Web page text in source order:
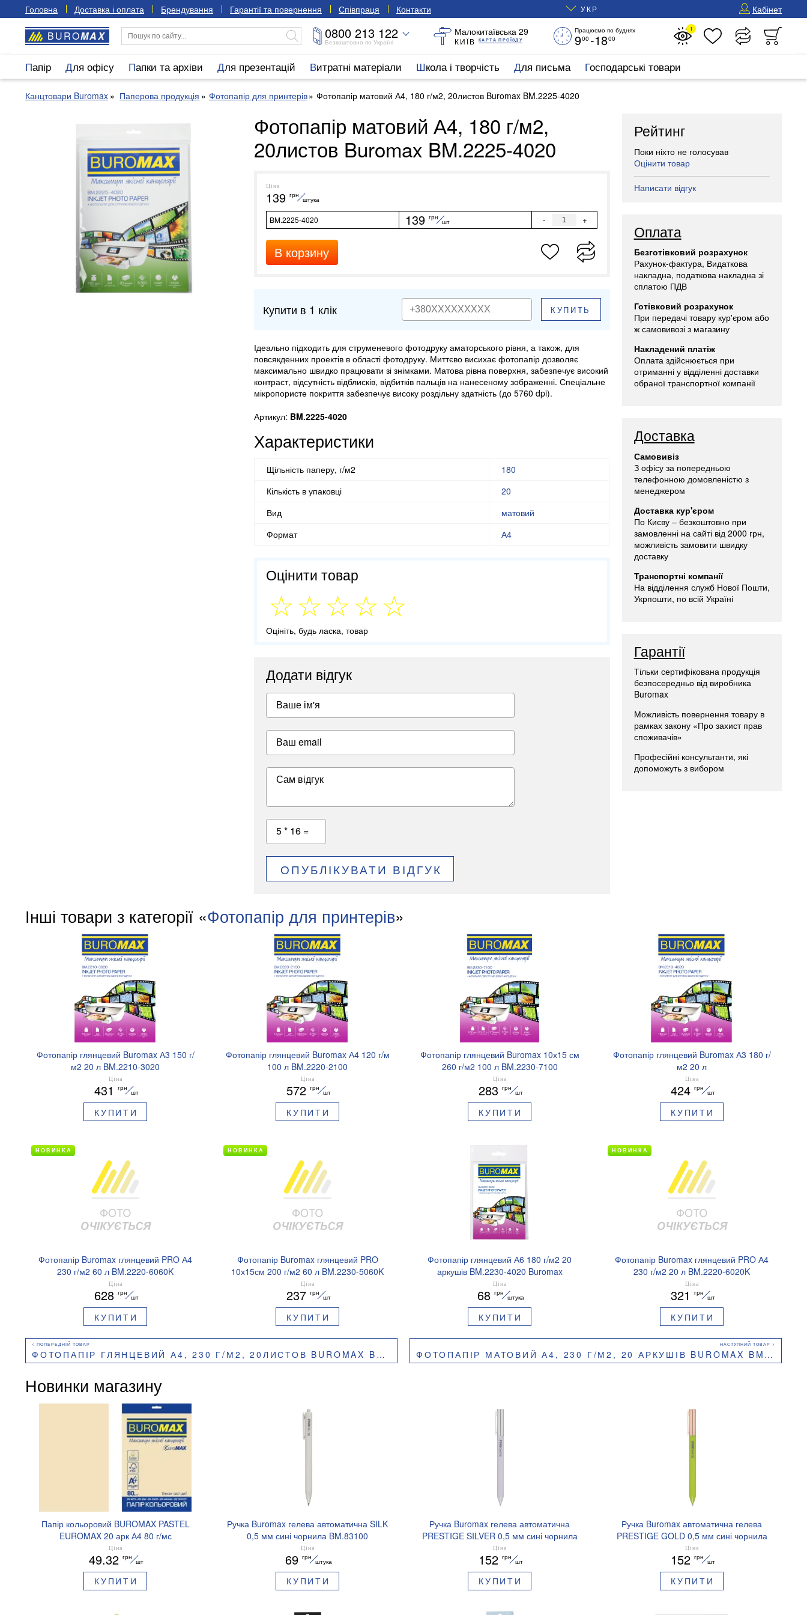
Головна Доставка і оплата Брендування Гарантії та повернення Співпраця Контакти УКР Кабінет
BUROMAX 0800 213 122
Безкоштовно по Україні
Малокитаївська 29
КИЇВ КАРТА ПРОЇЗДУ
Працюємо по буднях
900 -1800
1
Папір Для офісу Папки та архіви Для презентацій Витратні матеріали Школа і творчість Для письма Господарські товари
Канцтовари Buromax Паперова продукція Фотопапір для принтерів Фотопапір матовий А4, 180 г/м2, 20листов Buromax BM.2225-4020
Фотопапір матовий А4, 180 г/м2,
20листов Buromax BM.2225-4020
Ціна
139 грн
штука
BM.2225-4020 139 грн
шт - +
В корзину
Купити в 1 клік КУПИТЬ
Ідеально підходить для струменевого фотодруку аматорського рівня, а також, для
повсякденних проектів в області фотодруку. Миттєво висихає фотопапір дозволяє
максимально швидко працювати зі знімками. Матова рівна поверхня, забезпечує високий
контраст, відсутність відблисків, відбитків пальців на нанесеному зображенні. Спеціальне
мікропористе покриття забезпечує високу роздільну здатність (до 5760 dpi).
Артикул: BM.2225-4020
Характеристики
Щільність паперу, г/м2
180
Кількість в упаковці
20
Вид
матовий
Формат
А4
Оцінити товар
Оцініть, будь ласка, товар
Додати відгук
Ваше ім'я
Ваш email
Сам відгук
5 * 16 =
ОПУБЛІКУВАТИ ВІДГУК
Рейтинг
Поки ніхто не голосував
Оцінити товар
Написати відгук
Оплата
Безготівковий розрахунок
Рахунок-фактура, Видаткова
накладна, податкова накладна зі
сплатою ПДВ
Готівковий розрахунок
При передачі товару кур'єром або
ж самовивозі з магазину
Накладений платіж
Оплата здійснюється при
отриманні у відділенні доставки
обраної транспортної компанії
Доставка
Самовивіз
З офісу за попередньою
телефонною домовленістю з
менеджером
Доставка кур'єром
По Києву – безкоштовно при
замовленні на сайті від 2000 грн,
можливість замовити швидку
доставку
Транспортні компанії
На відділення служб Нової Пошти,
Укрпошти, по всій Україні
Гарантії
Тільки сертифікована продукція
безпосередньо від виробника
Buromax
Можливість повернення товару в
рамках закону «Про захист прав
споживачів»
Професійні консультанти, які
допоможуть з вибором
Інші товари з категорії «Фотопапір для принтерів»
Фотопапір глянцевий Buromax А3 150 г/
м2 20 л BM.2210-3020
Ціна
431 грн
шт
КУПИТИ
Фотопапір глянцевий Buromax А4 120 г/м
100 л BM.2220-2100
Ціна
572 грн
шт
КУПИТИ
Фотопапір глянцевий Buromax 10х15 см
260 г/м2 100 л BM.2230-7100
Ціна
283 грн
шт
КУПИТИ
Фотопапір глянцевий Buromax А3 180 г/
м2 20 л
Ціна
424 грн
шт
КУПИТИ
Фотопапір Buromax глянцевий PRO А4
230 г/м2 60 л BM.2220-6060K
Ціна
628 грн
шт
КУПИТИ
НОВИНКА
Фотопапір Buromax глянцевий PRO
10х15см 200 г/м2 60 л BM.2230-5060K
Ціна
237 грн
шт
КУПИТИ
НОВИНКА
Фотопапір глянцевий А6 180 г/м2 20
аркушів BM.2230-4020 Buromax
Ціна
68 грн
штука
КУПИТИ
Фотопапір Buromax глянцевий PRO А4
230 г/м2 20 л BM.2220-6020K
Ціна
321 грн
шт
КУПИТИ
НОВИНКА
ФОТОПАПІР ГЛЯНЦЕВИЙ А4, 230 Г/М2, 20ЛИСТОВ BUROMAX BM.2220-6020 ФОТОПАПІР МАТОВИЙ А4, 230 Г/М2, 20 АРКУШІВ BUROMAX BM.2225-6020
Новинки магазину
Папір кольоровий BUROMAX PASTEL
EUROMAX 20 арк А4 80 г/мс
BM.2721220E-08
Ціна
49.32 грн
шт
КУПИТИ
Ручка Buromax гелева автоматична SILK
0,5 мм сині чорнила BM.83100
Ціна
69 грн
штука
КУПИТИ
Ручка Buromax гелева автоматична
PRESTIGE SILVER 0,5 мм сині чорнила
BM.83102
Ціна
152 грн
шт
КУПИТИ
Ручка Buromax автоматична гелева
PRESTIGE GOLD 0,5 мм сині чорнила
BM.83101
Ціна
152 грн
шт
КУПИТИ